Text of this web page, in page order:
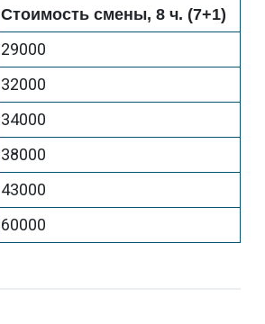
Стоимость смены, 8 ч. (7+1)
29000
32000
34000
38000
43000
60000